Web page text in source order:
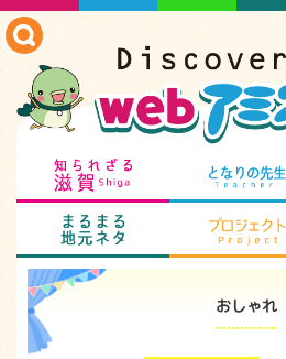
知られざる滋賀
まるまる地元ネタ
おしゃれ